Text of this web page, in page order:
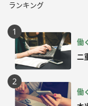
ランキング
働
二
働